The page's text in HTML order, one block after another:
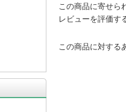
この商品に寄せら
レビューを評価す
この商品に対する